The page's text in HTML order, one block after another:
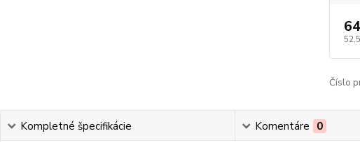
Číslo
Kompletné špecifikácie Komentáre 0